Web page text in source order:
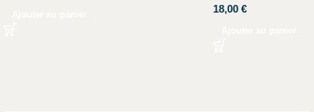
18,00 €